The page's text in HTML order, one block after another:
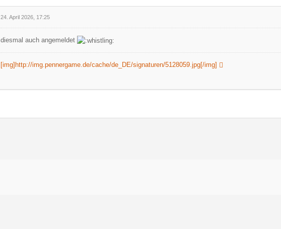
24. April 2026, 17:25
diesmal auch angemeldet
[img]http://img.pennergame.de/cache/de_DE/signaturen/5128059.jpg[/img]